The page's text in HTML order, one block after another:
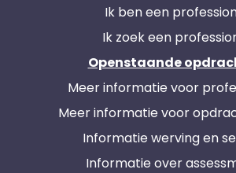
Ik ben een
Ik zoek een
Openstaande
Meer informatie voor
Meer informatie voor
Informatie werving en
Informatie over